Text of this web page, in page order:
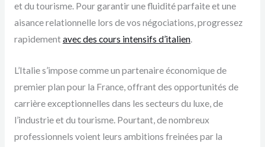
et du tourisme. Pour garantir une fluidité parfaite et une
aisance relationnelle lors de vos négociations, progressez
rapidementavec des cours intensifs d’italien.
L’Italie s’impose comme un partenaire économique de
premier plan pour la France, offrant des opportunités de
carrière exceptionnelles dans les secteurs du luxe, de
l’industrie et du tourisme. Pourtant, de nombreux
professionnels voient leurs ambitions freinées par la